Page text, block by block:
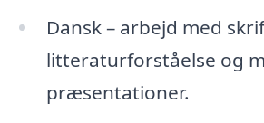
Dansk – arbejd med
litteraturforståelse og
præsentationer.